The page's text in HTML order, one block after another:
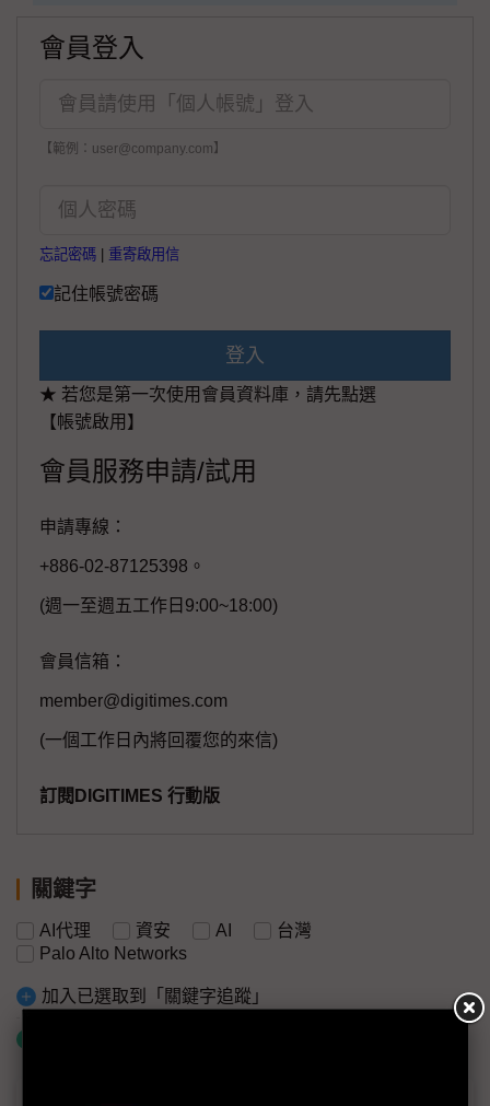
會員登入
【範例：user@company.com】
忘記密碼 重寄啟用信
記住帳號密碼
登入
★ 若您是第一次使用會員資料庫，請先點選
【帳號啟用】
會員服務申請/試用
申請專線：
+886-02-87125398。
(週一至週五工作日9:00~18:00)
會員信箱：
member@digitimes.com
(一個工作日內將回覆您的來信)
訂閱DIGITIMES 行動版
關鍵字
AI代理 資安 AI
台灣
Palo Alto Networks
加入已選取到「關鍵字追蹤」